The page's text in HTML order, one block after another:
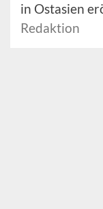
in Ostasien
Redaktion